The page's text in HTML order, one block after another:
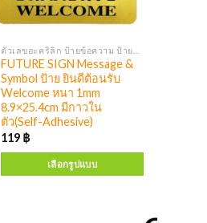
FUTURE SIGN Message &
Symbol ป้าย ยินดีต้อนรับ
Welcome หนา 1mm
8.9×25.4cm มีกาวใน
ตัว(Self-Adhesive)
119 ฿
เลือกรูปแบบ